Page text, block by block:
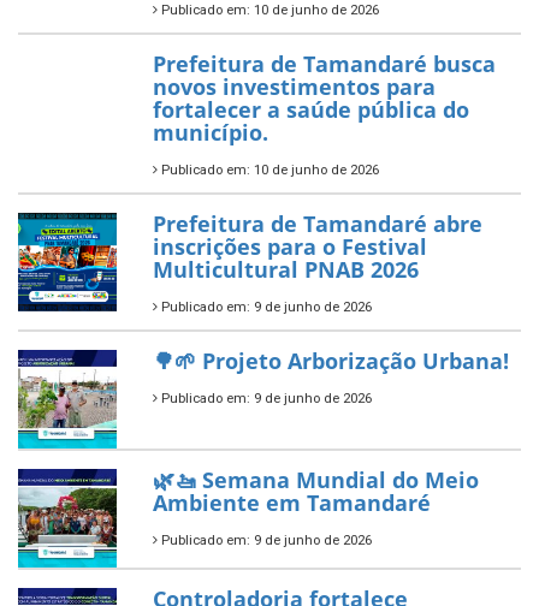
Política Nacional Aldir Blanc
— Tamandaré tem Plano de
Aplicação de Recursos (PAR)
habilitado
7 de novembro de 2025
ÚLTIMAS NOTÍCIAS
Tamandaré conquista Selo
Diamante do Sebrae pelo
segundo ano consecutivo e
reafirma excelência no apoio ao
empreendedorismo.
Publicado em: 10 de junho de 2026
novos investimentos para
fortalecer a saúde pública do
município.
Publicado em: 10 de junho de 2026